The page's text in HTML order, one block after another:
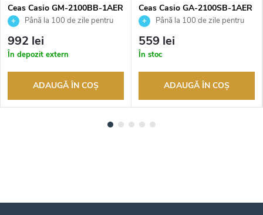
Ceas Casio GM-2100BB-1AER
Până la 100 de zile pentru
returnarea bunurilor. Vânzător
autorizat
992 lei
În depozit extern
ADAUGĂ ÎN COŞ
Ceas Casio GA-2100SB-1AER
Până la 100 de zile pentru
returnarea bunurilor. Vânzător
autorizat
559 lei
În stoc
ADAUGĂ ÎN COŞ